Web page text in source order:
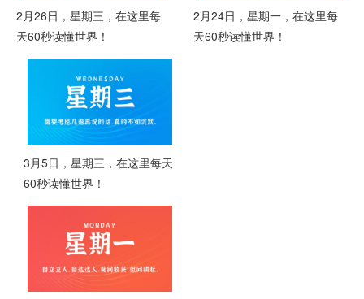
2月26日，星期三，在这里每
天60秒读懂世界！
2月24日，星期一，在这里每
天60秒读懂世界！
3月5日，星期三，在这里每天
60秒读懂世界！